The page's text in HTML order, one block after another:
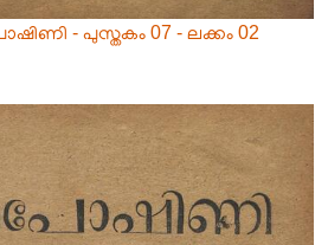
- പുസ്തകം 07 - ലക്കം 02